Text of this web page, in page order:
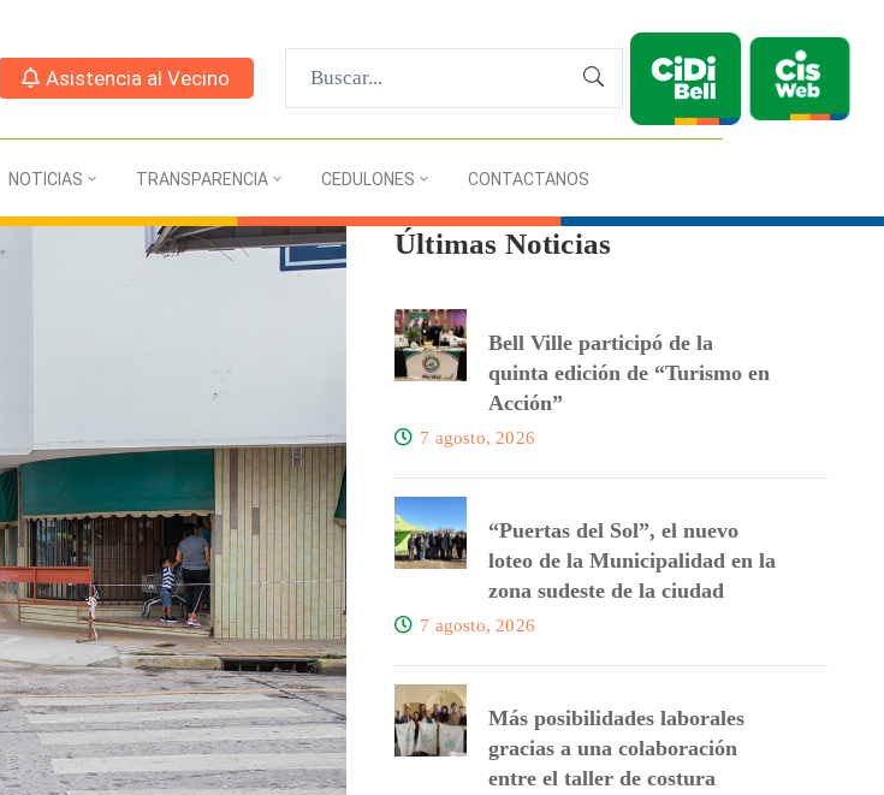
Asistencia al Vecino
NOTICIAS TRANSPARENCIA CEDULONES CONTACTANOS
Últimas Noticias
Bell Ville participó de la
quinta edición de “Turismo en
Acción”
7 agosto, 2026
“Puertas del Sol”, el nuevo
loteo de la Municipalidad en la
zona sudeste de la ciudad
7 agosto, 2026
Más posibilidades laborales
gracias a una colaboración
entre el taller de costura